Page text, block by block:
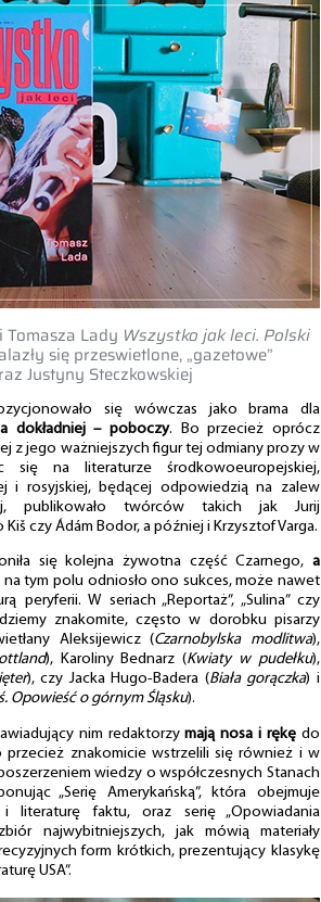
Tomasza Lady Wszystko jak leci. Polski
się przeswietlone, „gazetowe”
Justyny Steczkowskiej
się wówczas jako brama dla
a dokładniej – poboczy. Bo przecież oprócz
z jego ważniejszych figur tej odmiany prozy w
się na literaturze środkowoeuropejskiej,
i rosyjskiej, będącej odpowiedzią na zalew
publikowało twórców takich jak Jurij
czy Ádám Bodor, a później i Krzysztof Varga.
się kolejna żywotna część Czarnego, a
na tym polu odniosło ono sukces, może nawet
peryferii. W seriach „Reportaż”, „Sulina” czy
znakomite, często w dorobku pisarzy
Aleksijewicz (Czarnobylska modlitwa),
), Karoliny Bednarz (Kwiaty w pudełku),
), czy Jacka Hugo-Badera (Biała gorączka) i
Opowieść o górnym Śląsku).
nim redaktorzymają nosa i rękę do
przecież znakomicie wstrzelili się również i w
wiedzy o współczesnych Stanach
„Serię Amerykańską”, która obejmuje
literaturę faktu, oraz serię „Opowiadania
najwybitniejszych, jak mówią materiały
form krótkich, prezentujący klasykę
USA”.